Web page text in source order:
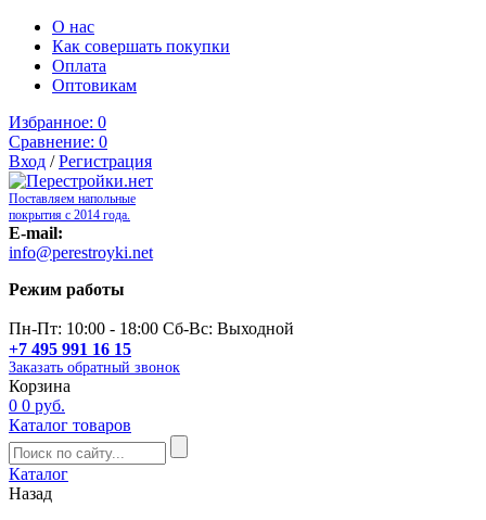
О нас
Как совершать покупки
Оплата
Оптовикам
Избранное: 0
Сравнение: 0
Вход /Регистрация
Поставляем напольные
покрытия с 2014 года.
E-mail:
info@perestroyki.net
Режим работы
Пн-Пт: 10:00 - 18:00 Сб-Вс: Выходной
+7 495 991 16 15
Заказать обратный звонок
Корзина
0 0 руб.
Каталог товаров
Каталог
Назад